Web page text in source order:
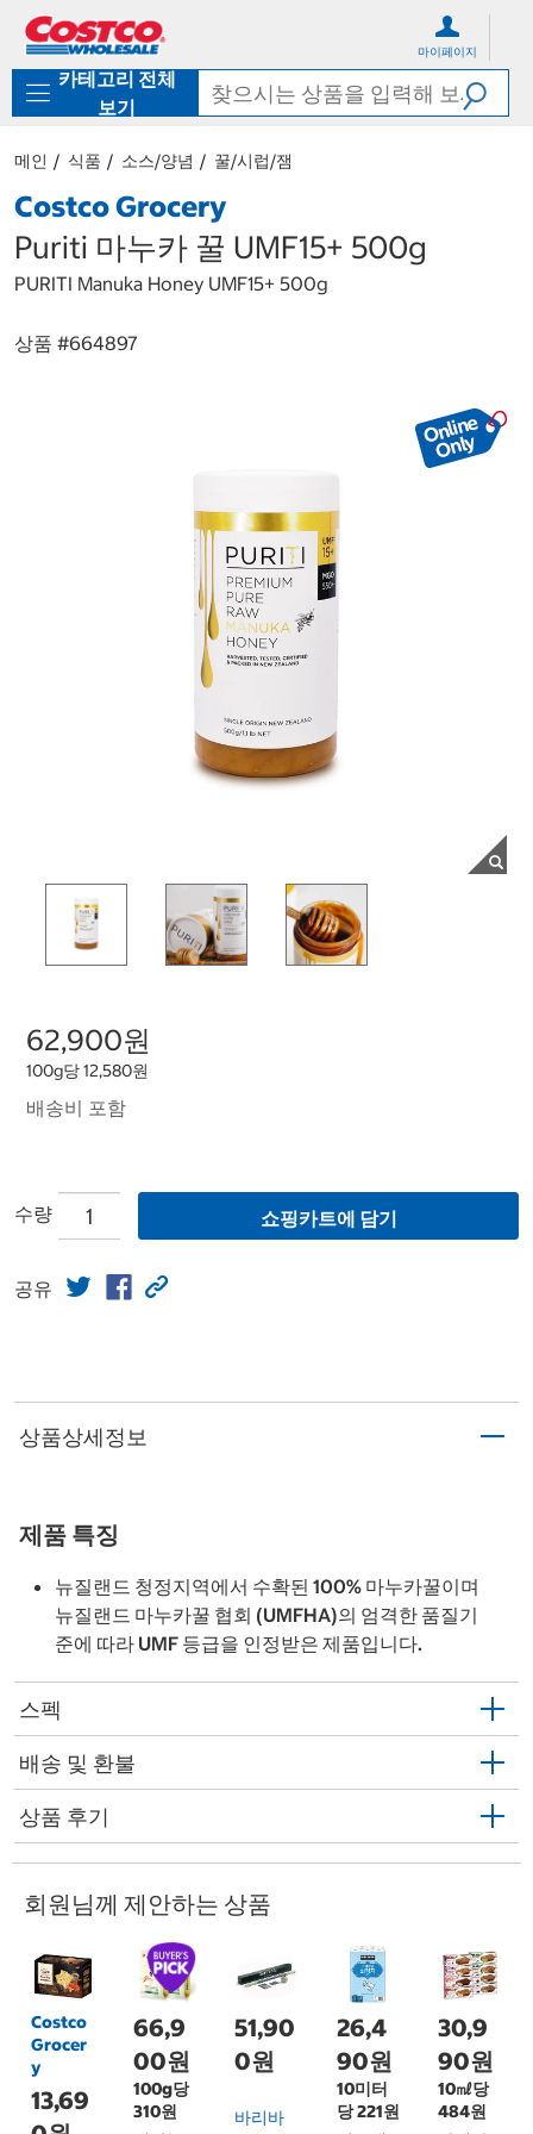
로
기
가
마이페이지
카테고리 전체
보기
메인 식품 소스/양념 꿀/시럽/잼
Costco Grocery
Puriti 마누카 꿀 UMF15+ 500g
PURITI Manuka Honey UMF15+ 500g
상품 #664897
62,900원
100g당 12,580원
배송비 포함
수량 쇼핑카트에 담기
공유
상품상세정보
제품 특징
뉴질랜드 청정지역에서 수확된 100% 마누카꿀이며
뉴질랜드 마누카꿀 협회 (UMFHA)의 엄격한 품질기
준에 따라 UMF 등급을 인정받은 제품입니다.
스펙
배송 및 환불
상품 후기
회원님께 제안하는 상품
Costco
Grocer
y
13,69
66,9
00원
100g당
310원
51,90
0원
바리바
26,4
90원
10미터
당 221원
30,9
90원
10㎖당
484원